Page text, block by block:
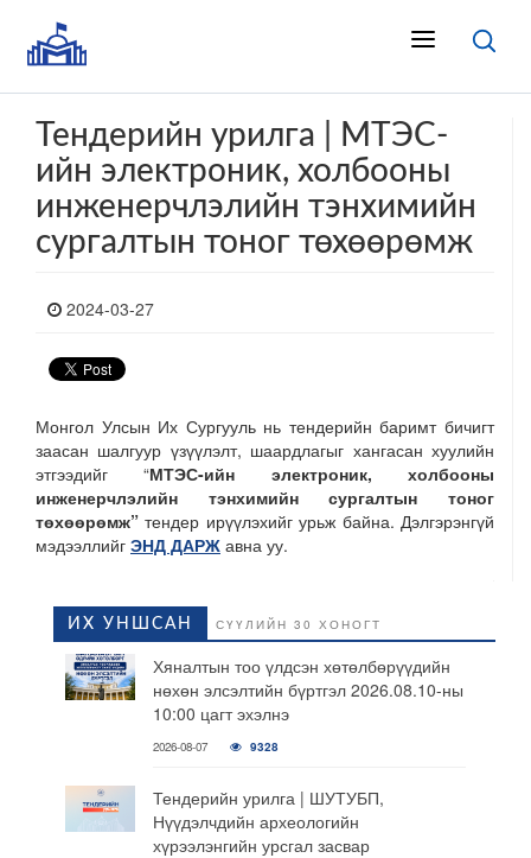
Тендерийн урилга | МТЭС-
ийн электроник, холбооны
инженерчлэлийн тэнхимийн
сургалтын тоног төхөөрөмж
2024-03-27
Монгол Улсын Их Сургууль нь тендерийн баримт бичигт
заасан шалгуур үзүүлэлт, шаардлагыг хангасан хуулийн
этгээдийг “МТЭС-ийн электроник, холбооны
инженерчлэлийн тэнхимийн сургалтын тоног
төхөөрөмж”тендер ирүүлэхийг урьж байна. Дэлгэрэнгүй
мэдээллийг ЭНД ДАРЖ авна уу.
ИХ УНШСАН СҮҮЛИЙН 30 ХОНОГТ
Хяналтын тоо үлдсэн хөтөлбөрүүдийн
нөхөн элсэлтийн бүртгэл 2026.08.10-ны
10:00 цагт эхэлнэ
2026-08-07 9328
Тендерийн урилга | ШУТУБП,
Нүүдэлчдийн археологийн
хүрээлэнгийн урсгал засвар